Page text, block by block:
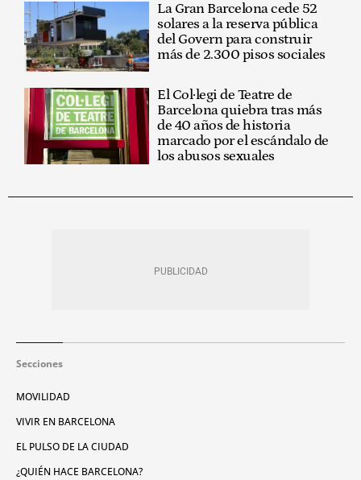
La Gran Barcelona cede 52
solares a la reserva pública
del Govern para construir
más de 2.300 pisos sociales
El Col·legi de Teatre de
Barcelona quiebra tras más
de 40 años de historia
marcado por el escándalo de
los abusos sexuales
Secciones
MOVILIDAD
VIVIR EN BARCELONA
EL PULSO DE LA CIUDAD
¿QUIÉN HACE BARCELONA?